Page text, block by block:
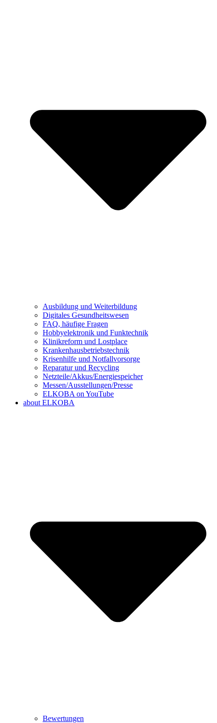
Ausbildung und Weiterbildung
Digitales Gesundheitswesen
FAQ, häufige Fragen
Hobbyelektronik und Funktechnik
Klinikreform und Lostplace
Krankenhausbetriebstechnik
Krisenhilfe und Notfallvorsorge
Reparatur und Recycling
Netzteile/Akkus/Energiespeicher
Messen/Ausstellungen/Presse
ELKOBA on YouTube
about ELKOBA
Bewertungen